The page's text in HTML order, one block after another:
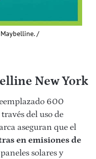
/
New York
600
del uso de
aseguran que el
en emisiones de
solares y